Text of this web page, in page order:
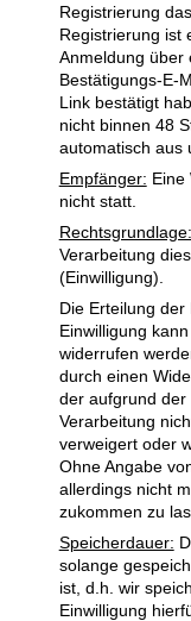
Registrierung
Registrierung ist
Anmeldung über
Bestätigungs-E-
Link bestätigt
nicht binnen 48
automatisch aus
Empfänger: Eine
nicht statt.
Rechtsgrundlage:
Verarbeitung
(Einwilligung).
Die Erteilung der
Einwilligung
widerrufen
durch einen
der aufgrund der
Verarbeitung
verweigert oder
Ohne Angabe
allerdings nicht
zukommen zu
Speicherdauer:
solange
ist, d.h. wir
Einwilligung